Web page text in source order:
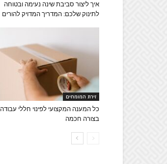
איך ליצור סביבת שינה נעימה ובטוחה
לתינוק שלכם: המדריך המדויק להורים
זירת המומחים
כל המענה המקצועי לפינוי חללי עבודה
בצורה חכמה